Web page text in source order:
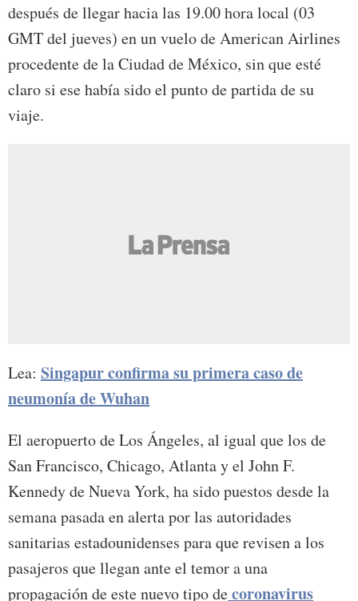
después de llegar hacia las 19.00 hora local (03
GMT del jueves) en un vuelo de American Airlines
procedente de la Ciudad de México, sin que esté
claro si ese había sido el punto de partida de su
viaje.
Lea: Singapur confirma su primera caso de
neumonía de Wuhan
El aeropuerto de Los Ángeles, al igual que los de
San Francisco, Chicago, Atlanta y el John F.
Kennedy de Nueva York, ha sido puestos desde la
semana pasada en alerta por las autoridades
sanitarias estadounidenses para que revisen a los
pasajeros que llegan ante el temor a una
propagación de este nuevo tipo decoronavirus